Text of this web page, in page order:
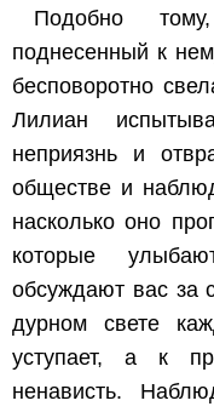
Подобно
поднесенный к
бесповоротно
Лилиан
неприязнь и
обществе и
насколько оно
которые
обсуждают вас за
дурном свете
уступает, а к
ненависть.